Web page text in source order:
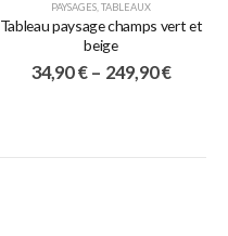
PAYSAGES,TABLEAUX
Tableau paysage champs vert et
beige
34,90€ – 249,90€